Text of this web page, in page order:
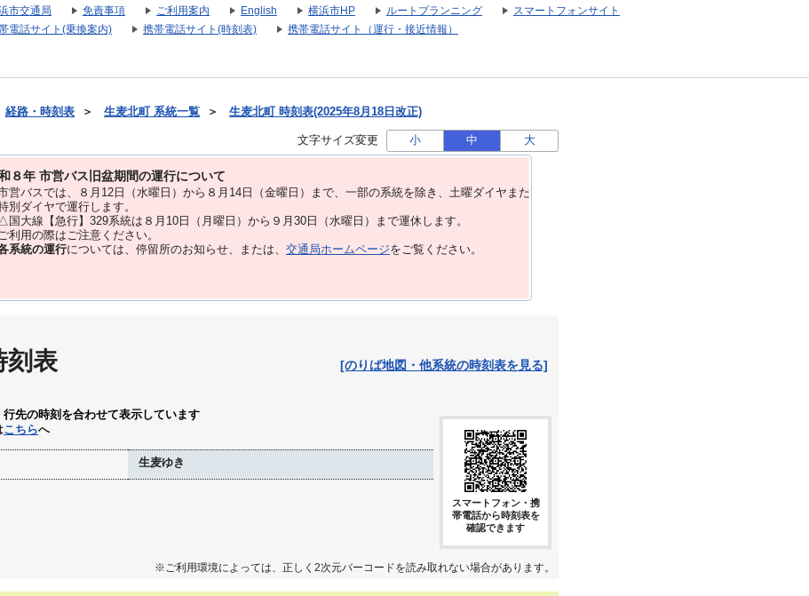
市交通局 免責事項 ご利用案内 English 横浜市HP ルートプランニング
スマートフォンサイト
電話サイト(乗換案内)
携帯電話サイト(時刻表) 携帯電話サイト（運行・接近情報）
経路・時刻表 ＞ 生麦北町 系統一覧 ＞ 生麦北町 時刻表(2025年8月18日改正)
文字サイズ変更 小 中 大
８年 市営バス旧盆期間の運行について
営バスでは、８⽉12⽇（水曜日）から８⽉14⽇（金曜日）まで、⼀部の系統を除き、⼟曜ダイヤまた
別ダイヤで運⾏します。
大線【急行】329系統は８月10日（月曜日）から９月30日（水曜日）まで運休します。
利用の際はご注意ください。
系統の運行については、停留所のお知らせ、または、 交通局ホームページをご覧ください。
刻表 [のりば地図・他系統の時刻表を見る]
先の時刻を合わせて表示しています
こちらへ
生麦ゆき
スマートフォン・携
帯電話から時刻表を
確認できます
※ご利用環境によっては、正しく2次元バーコードを読み取れない場合があります。